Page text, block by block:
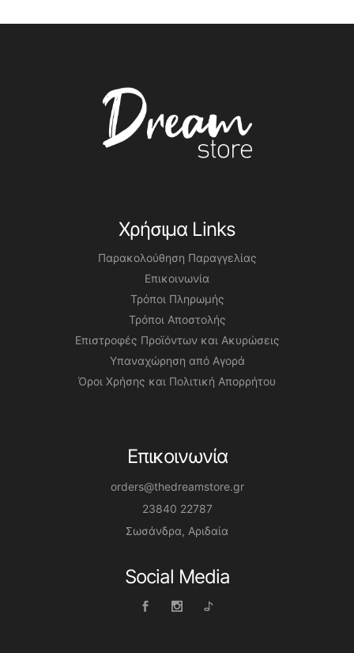
Χρήσιμα Links
Παρακολούθηση Παραγγελίας
Επικοινωνία
Τρόποι Πληρωμής
Τρόποι Αποστολής
Επιστροφές Προϊόντων και Ακυρώσεις
Υπαναχώρηση από Αγορά
Όροι Χρήσης και Πολιτική Απορρήτου
Επικοινωνία
orders@thedreamstore.gr
23840 22787
Σωσάνδρα, Αριδαία
Social Media